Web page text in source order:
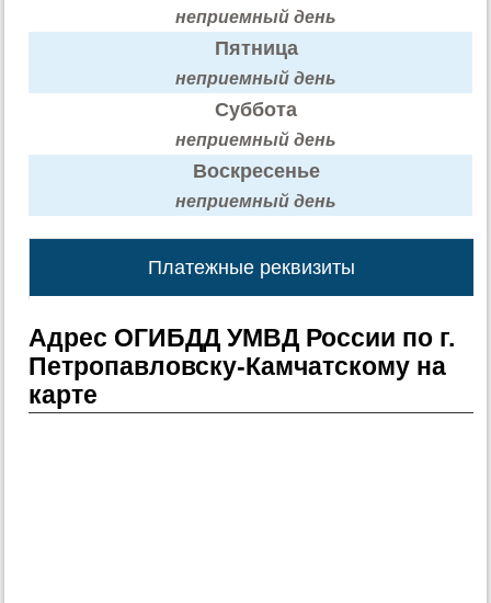
неприемный день
Пятница
неприемный день
Суббота
неприемный день
Воскресенье
неприемный день
Платежные реквизиты
Адрес ОГИБДД УМВД России по г.
Петропавловску-Камчатскому на
карте